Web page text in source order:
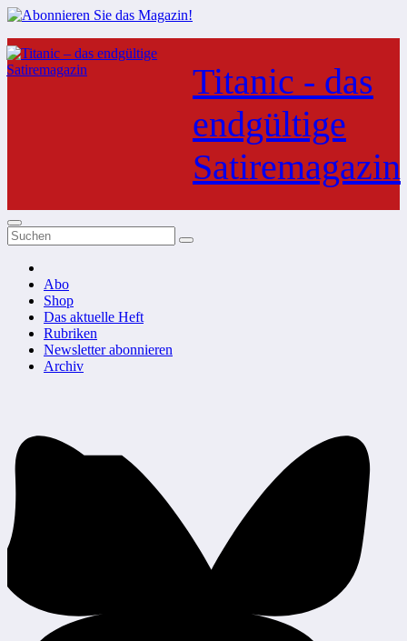
Zum
Inhalt
springen
Titanic - das
endgültige
Satiremagazin
Abo
Shop
Das aktuelle Heft
Rubriken
Newsletter abonnieren
Archiv